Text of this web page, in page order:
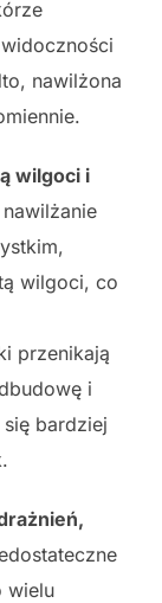
nawilżona
wilgoci i
wilgoci, co
przenikają
i
bardziej
wielu